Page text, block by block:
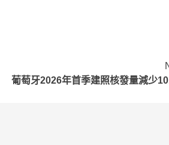
葡萄牙2026年首季建照核發量減少